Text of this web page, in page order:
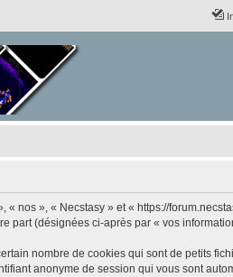
nos », « Necstasy » et « https://
part (désignées ci-après par « vos
nombre de cookies qui sont de petits
anonyme de session qui vous sont